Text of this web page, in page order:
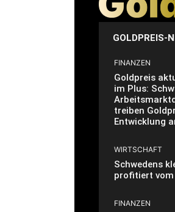
GOLDPREIS-
FINANZEN
Goldpreis
im Plus:
treiben
Entwicklung
WIRTSCHAFT
Schwedens
profitiert vom
FINANZEN